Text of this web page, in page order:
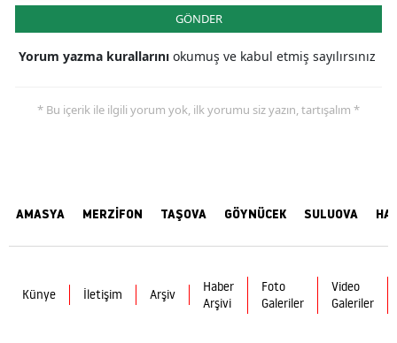
GÖNDER
Yorum yazma kurallarını okumuş ve kabul etmiş sayılırsınız
* Bu içerik ile ilgili yorum yok, ilk yorumu siz yazın, tartışalım *
AMASYA MERZİFON TAŞOVA GÖYNÜCEK SULUOVA
Künye İletişim Arşiv
Haber
Arşivi
Foto
Galeriler
Video
Galeriler